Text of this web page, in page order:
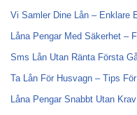
Vi Samler Dine Lån – Enklare
Låna Pengar Med Säkerhet –
Sms Lån Utan Ränta Första
Ta Lån För Husvagn – Tips
Låna Pengar Snabbt Utan